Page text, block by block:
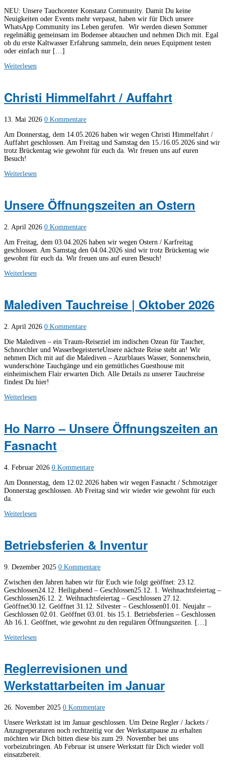
NEU: Unsere Tauchcenter Konstanz Community. Damit Du keine
Neuigkeiten oder Events mehr verpasst, haben wir für Dich unsere
WhatsApp Community ins Leben gerufen. Wir werden diesen Sommer
regelmäßig gemeinsam im Bodensee abtauchen und nehmen Dich mit. Egal
ob du erste Kaltwasser Erfahrung sammeln, dein neues Equipment testen
oder einfach nur […]
Weiterlesen
Christi Himmelfahrt / Auffahrt
13. Mai 2026 0 Kommentare
Am Donnerstag, dem 14.05.2026 haben wir wegen Christi Himmelfahrt /
Auffahrt geschlossen. Am Freitag und Samstag den 15./16.05.2026 sind wir
trotz Brückentag wie gewohnt für euch da. Wir freuen uns auf euren
Besuch!
Weiterlesen
Unsere Öffnungszeiten an Ostern
2. April 2026 0 Kommentare
Am Freitag, dem 03.04.2026 haben wir wegen Ostern / Karfreitag
geschlossen. Am Samstag den 04.04.2026 sind wir trotz Brückentag wie
gewohnt für euch da. Wir freuen uns auf euren Besuch!
Weiterlesen
Malediven Tauchreise | Oktober 2026
2. April 2026 0 Kommentare
Die Malediven – ein Traum-Reiseziel im indischen Ozean für Taucher,
Schnorchler und WasserbegeisterteUnsere nächste Reise steht an! Wir
nehmen Dich mit auf die Malediven – Azurblaues Wasser, Sonnenschein,
wunderschöne Tauchgänge und ein gemütliches Guesthouse mit
einheimischem Flair erwarten Dich. Alle Details zu unserer Tauchreise
findest Du hier!
Weiterlesen
Ho Narro – Unsere Öffnungszeiten an
Fasnacht
4. Februar 2026 0 Kommentare
Am Donnerstag, dem 12.02.2026 haben wir wegen Fasnacht / Schmotziger
Donnerstag geschlossen. Ab Freitag sind wir wieder wie gewohnt für euch
da.
Weiterlesen
Betriebsferien & Inventur
9. Dezember 2025 0 Kommentare
Zwischen den Jahren haben wir für Euch wie folgt geöffnet: 23.12.
Geschlossen24.12. Heiligabend – Geschlossen25.12. 1. Weihnachtsfeiertag –
Geschlossen26.12. 2. Weihnachtsfeiertag – Geschlossen 27.12.
Geöffnet30.12. Geöffnet 31.12. Silvester – Geschlossen01.01. Neujahr –
Geschlossen 02.01. Geöffnet 03.01. bis 15.1. Betriebsferien – Geschlossen
Ab 16.1. Geöffnet, wie gewohnt zu den regulären Öffnungszeiten. […]
Weiterlesen
Reglerrevisionen und
Werkstattarbeiten im Januar
26. November 2025 0 Kommentare
Unsere Werkstatt ist im Januar geschlossen. Um Deine Regler / Jackets /
Anzugreperaturen noch rechtzeitig vor der Werkstattpause zu erhalten
möchten wir Dich bitten diese bis zum 29. November bei uns
vorbeizubringen. Ab Februar ist unsere Werkstatt für Dich wieder voll
einsatzbereit.